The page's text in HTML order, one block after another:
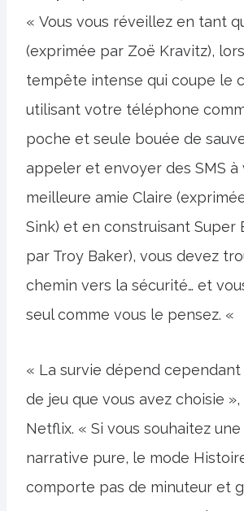
« Vous vous réveillez en tant
(exprimée par Zoë Kravitz),
tempête intense qui coupe le
utilisant votre téléphone
poche et seule bouée de
appeler et envoyer des SMS à
meilleure amie Claire
Sink) et en construisant Super
par Troy Baker), vous devez
chemin vers la sécurité… et
seul comme vous le pensez. «
« La survie dépend
de jeu que vous avez choisie
Netflix. « Si vous souhaitez
narrative pure, le mode
comporte pas de minuteur et